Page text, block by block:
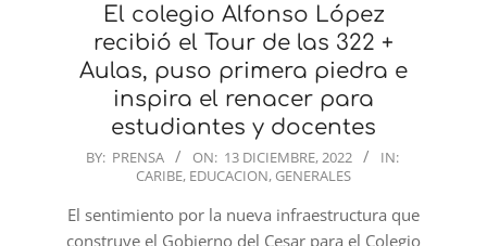
El colegio Alfonso López
recibió el Tour de las 322 +
Aulas, puso primera piedra e
inspira el renacer para
estudiantes y docentes
2022-
13
BY: PRENSA ON: 13 DICIEMBRE, 2022
IN:
CARIBE, EDUCACION, GENERALES
El sentimiento por la nueva infraestructura que
construye el Gobierno del Cesar para el Colegio